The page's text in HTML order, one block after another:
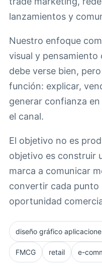
lanzamientos y
Nuestro enfoque
visual y pensamiento
debe verse bien,
función: explicar,
generar confianza
el canal.
El objetivo no es
objetivo es construir
marca a comunicar
convertir cada punto
oportunidad
diseño gráfico
FMCG retail e-